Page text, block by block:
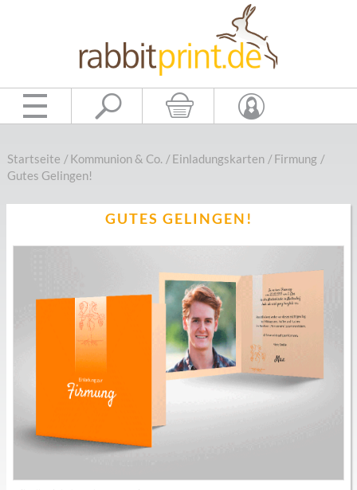
Startseite /Kommunion & Co. /Einladungskarten /Firmung /
Gutes Gelingen!
GUTES GELINGEN!